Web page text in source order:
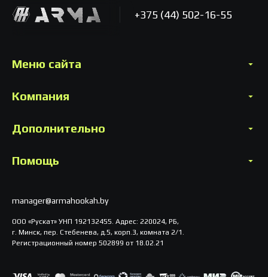
+375 (44) 502-16-55
Меню сайта
Компания
Дополнительно
Помощь
manager@armahookah.by
ООО «Рускат» УНП 192132455. Адрес: 220024, РБ,
г. Минск, пер. Стебенева, д.5, корп.3, комната 2/1.
Регистрационный номер 502899 от 18.02.21